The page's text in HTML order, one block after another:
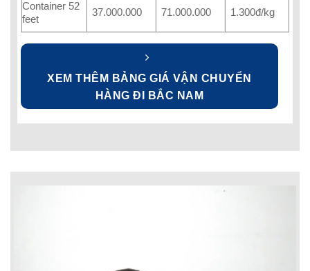
Container 52
feet
37.000.000 71.000.000 1.300đ/kg
XEM THÊM BẢNG GIÁ VẬN CHUYỂN
HÀNG ĐI BẮC NAM